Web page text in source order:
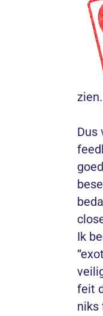
Dus
Ik
feit
niks